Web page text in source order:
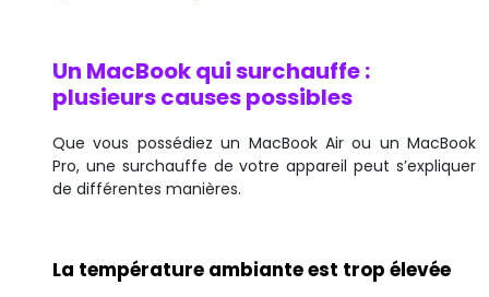
Un MacBook qui surchauffe :
plusieurs causes possibles
Que vous possédiez un MacBook Air ou un MacBook
Pro, une surchauffe de votre appareil peut s’expliquer
de différentes manières.
La température ambiante est trop élevée